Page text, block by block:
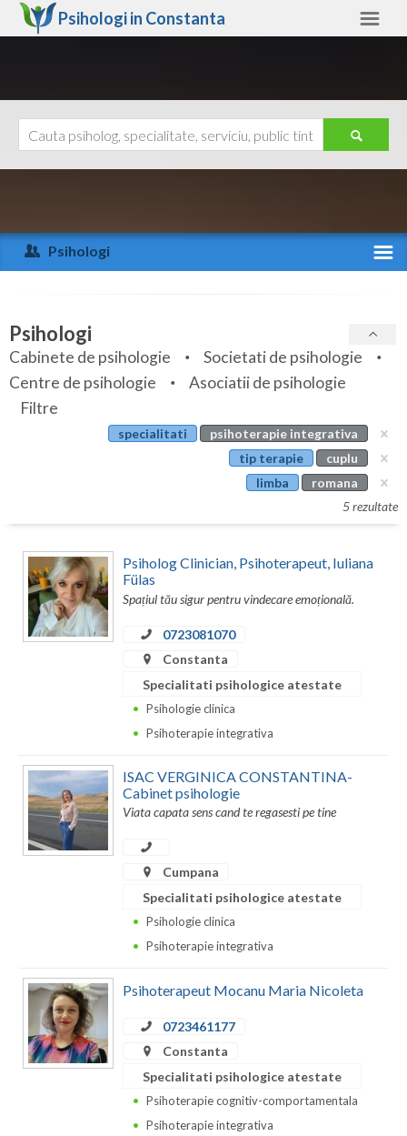
Psihologi in Constanta
Arad
Arges
Bihor
Bistrita-Nasaud
Botosani
Bucuresti
Buzau
Calarasi
Caras-Severin
Dambovita
Dolj
Galati
Hunedoara
Ialomita
Iasi
Ajutor
Psihologi
Specialitati
Servicii
Articole
Evenimente
Psihologi
Cabinete de psihologie
Societati de psihologie
Centre de psihologie
Asociatii de psihologie
Filtre
specialitati
psihoterapie integrativa
tip terapie
cuplu
limba
romana
5 rezultate
Psiholog Clinician, Psihoterapeut, Iuliana
Fülas
Spațiul tău sigur pentru vindecare emoțională.
0723081070
Constanta
Specialitati psihologice atestate
Psihologie clinica
Psihoterapie integrativa
ISAC VERGINICA CONSTANTINA-
Cabinet psihologie
Viata capata sens cand te regasesti pe tine
Cumpana
Specialitati psihologice atestate
Psihologie clinica
Psihoterapie integrativa
Psihoterapeut Mocanu Maria Nicoleta
0723461177
Constanta
Specialitati psihologice atestate
Psihoterapie cognitiv-comportamentala
Psihoterapie integrativa